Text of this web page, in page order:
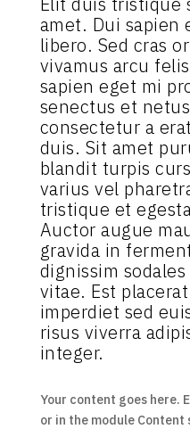
amet. Dui sapien
libero. Sed cras
vivamus arcu
sapien eget mi
senectus et
consectetur a
duis. Sit amet
blandit turpis
varius vel
tristique et
Auctor augue
gravida in
dignissim
vitae. Est
imperdiet sed
risus viverra
integer.
Your content goes here.
or in the module Content